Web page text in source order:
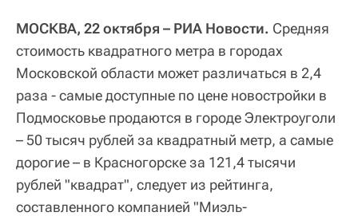
МОСКВА, 22 октября – РИА Новости. Средняя
стоимость квадратного метра в городах
Московской области может различаться в 2,4
раза - самые доступные по цене новостройки в
Подмосковье продаются в городе Электроуголи
– 50 тысяч рублей за квадратный метр, а самые
дорогие – в Красногорске за 121,4 тысячи
рублей "квадрат", следует из рейтинга,
составленного компанией "Миэль-